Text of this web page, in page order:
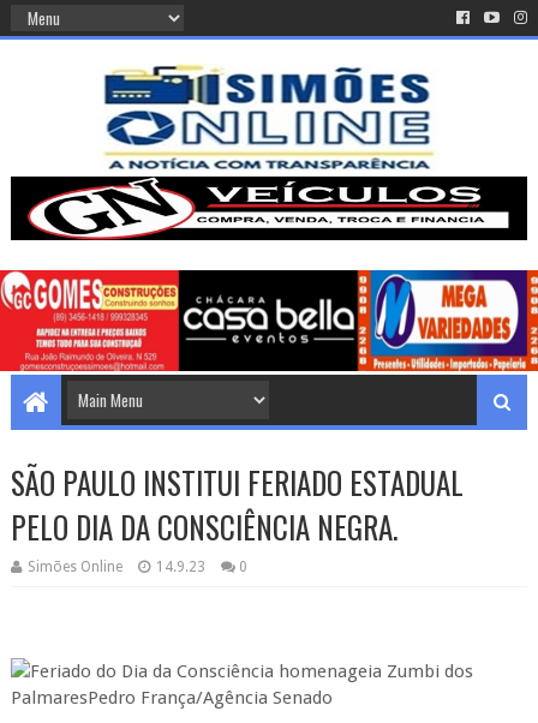
SÃO PAULO INSTITUI FERIADO ESTADUAL
PELO DIA DA CONSCIÊNCIA NEGRA.
Simões Online 14.9.23 0
Feriado do Dia da Consciência homenageia Zumbi dos
PalmaresPedro França/Agência Senado